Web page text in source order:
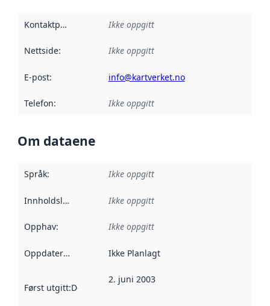
Kontaktpunkt Ikke oppgitt
Nettside: Ikke oppgitt
E-post: info@kartverket.no
Telefon: Ikke oppgitt
Om dataene
Språk: Ikke oppgitt
Innholdsleverandører :
Ikke oppgitt
Opphav: Ikke oppgitt
Oppdateringsfrekvens :
Ikke Planlagt
Først utgitt:Denne datoen sier når dataene i dette
2. juni 2003